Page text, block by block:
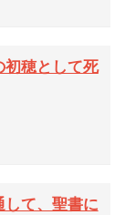
初穂として死
して、聖書に